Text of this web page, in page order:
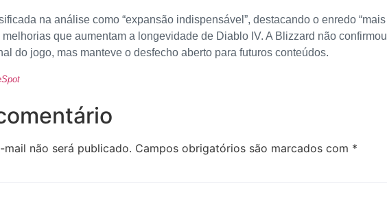
na análise como “expansão indispensável”, destacando o enredo “mais
melhorias que aumentam a longevidade de Diablo IV. A Blizzard não confirmou
do jogo, mas manteve o desfecho aberto para futuros conteúdos.
mail não será publicado. Campos obrigatórios são marcados com *